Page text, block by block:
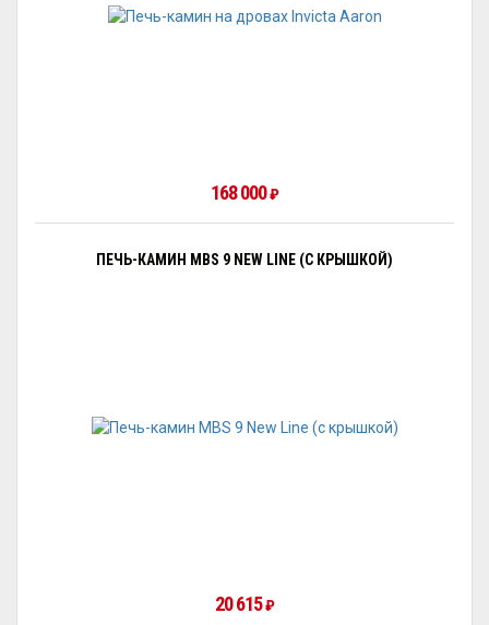
168 000₽
ПЕЧЬ-КАМИН MBS 9 NEW LINE (С КРЫШКОЙ)
20 615₽